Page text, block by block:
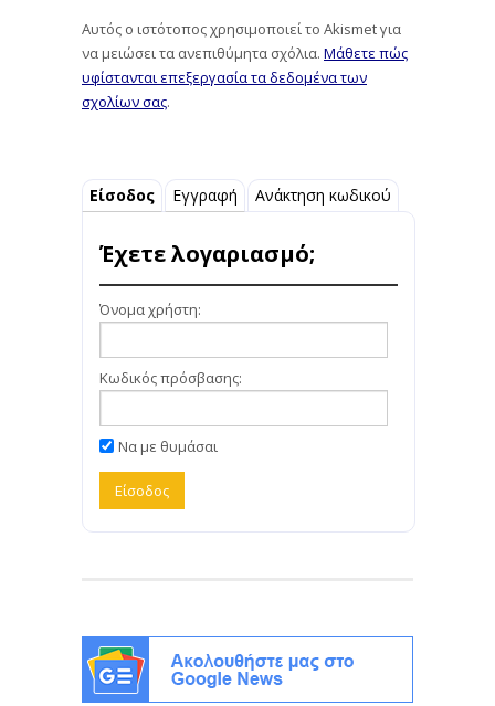
Αυτός ο ιστότοπος χρησιμοποιεί το Akismet για
να μειώσει τα ανεπιθύμητα σχόλια. Μάθετε πώς
υφίστανται επεξεργασία τα δεδομένα των
σχολίων σας.
Είσοδος Εγγραφή Ανάκτηση κωδικού
Έχετε λογαριασμό;
Όνομα χρήστη:
Κωδικός πρόσβασης:
Να με θυμάσαι